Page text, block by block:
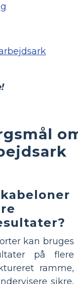
kan bruges
på flere
ramme,
sikre,